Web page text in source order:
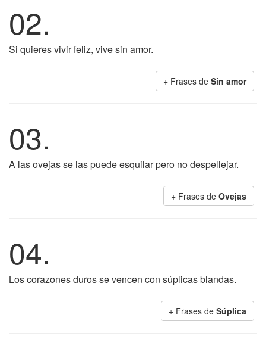
02.
Si quieres vivir feliz, vive sin amor.
+ Frases de Sin amor
03.
A las ovejas se las puede esquilar pero no despellejar.
+ Frases de Ovejas
04.
Los corazones duros se vencen con súplicas blandas.
+ Frases de Súplica